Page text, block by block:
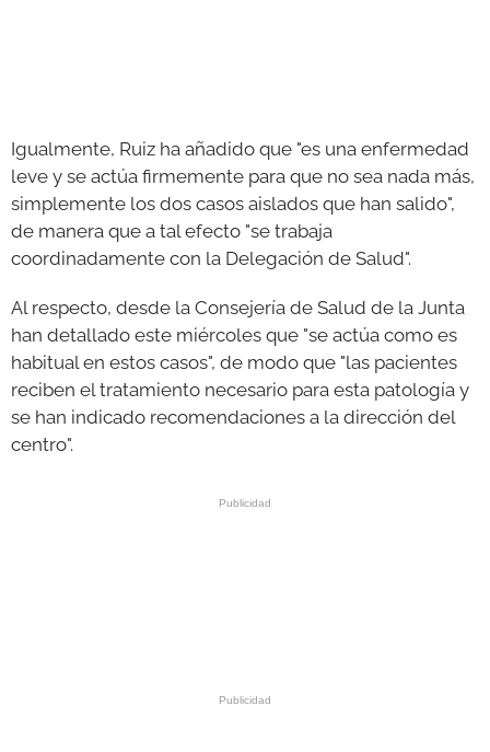
Igualmente, Ruiz ha añadido que "es una enfermedad
leve y se actúa firmemente para que no sea nada más,
simplemente los dos casos aislados que han salido",
de manera que a tal efecto "se trabaja
coordinadamente con la Delegación de Salud".
Al respecto, desde la Consejería de Salud de la Junta
han detallado este miércoles que "se actúa como es
habitual en estos casos", de modo que "las pacientes
reciben el tratamiento necesario para esta patología y
se han indicado recomendaciones a la dirección del
centro".